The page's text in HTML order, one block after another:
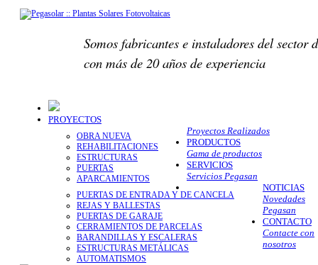
Somos fabricantes e instaladores del sector
con más de 20 años de experiencia
PROYECTOS
Proyectos Realizados
OBRA NUEVA
REHABILITACIONES
ESTRUCTURAS
PUERTAS
APARCAMIENTOS
PRODUCTOS
Gama de productos
PUERTAS DE ENTRADA Y DE CANCELA
REJAS Y BALLESTAS
PUERTAS DE GARAJE
CERRAMIENTOS DE PARCELAS
BARANDILLAS Y ESCALERAS
ESTRUCTURAS METÁLICAS
AUTOMATISMOS
SERVICIOS
Servicios Pegasan
NOTICIAS
Novedades
Pegasan
CONTACTO
Contacte con
nosotros